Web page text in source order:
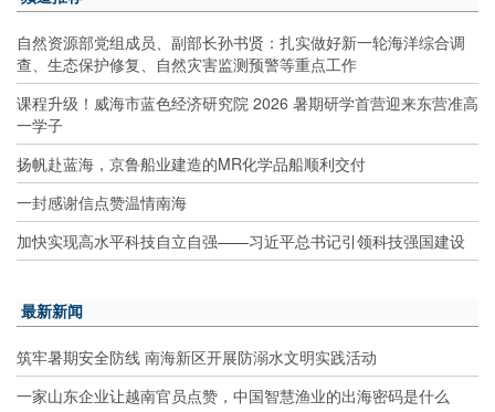
自然资源部党组成员、副部长孙书贤：扎实做好新一轮海洋综合调
查、生态保护修复、自然灾害监测预警等重点工作
课程升级！威海市蓝色经济研究院 2026 暑期研学首营迎来东营准高
一学子
扬帆赴蓝海，京鲁船业建造的MR化学品船顺利交付
一封感谢信点赞温情南海
加快实现高水平科技自立自强——习近平总书记引领科技强国建设
最新新闻
筑牢暑期安全防线 南海新区开展防溺水文明实践活动
一家山东企业让越南官员点赞，中国智慧渔业的出海密码是什么